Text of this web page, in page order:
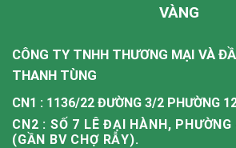
VÀNG
CÔNG TY TNHH THƯƠNG MẠI VÀ
THANH TÙNG
CN1 : 1136/22 ĐƯỜNG 3/2 PHƯỜNG
CN2 : SỐ 7 LÊ ĐẠI HÀNH, PHƯỜNG
(GẦN BV CHỢ RẪY).